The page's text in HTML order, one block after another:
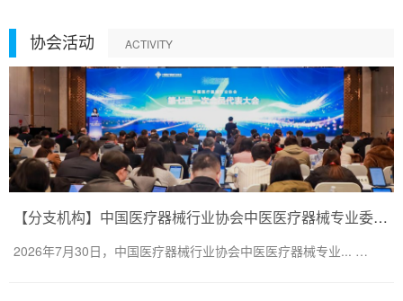
协会活动 ACTIVITY
【分支机构】中国医疗器械行业协会中医医疗器械专业委员会换届会议暨第二届一次委员大会圆满召开
2026年7月30日，中国医疗器械行业协会中医医疗器械专业... …